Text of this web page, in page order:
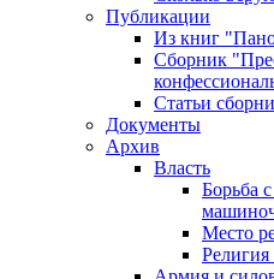
Публикации
Из книг
Сборник
Статьи
Документы
Архив
Власть
Борьба
Место
Религия